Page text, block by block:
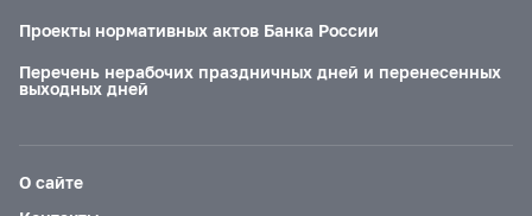
Проекты нормативных актов Банка России
Перечень нерабочих праздничных дней и перенесенных
выходных дней
О сайте